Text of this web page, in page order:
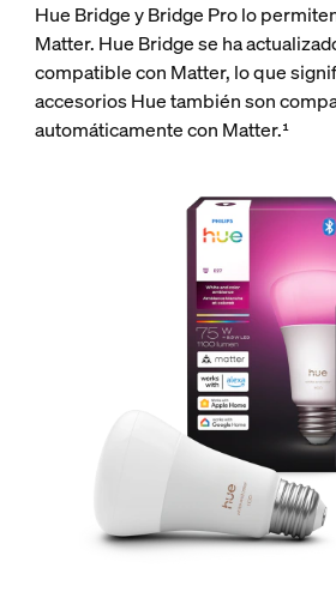
Hue Bridge y Bridge Pro lo
Matter. Hue Bridge se ha
compatible con Matter, lo que
accesorios Hue también son
automáticamente con Matter.¹